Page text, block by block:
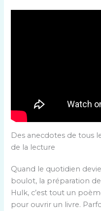
Des anecdotes de tous
de la lecture
Quand le quotidien
boulot, la préparation
Hulk, c’est tout un
pour ouvrir un livre.